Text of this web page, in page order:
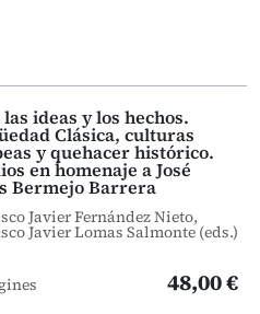
ideas y los hechos.
Clásica, culturas
y quehacer histórico.
en homenaje a José
Bermejo Barrera
Javier Fernández Nieto,
Javier Lomas Salmonte (eds.)
48,00 €